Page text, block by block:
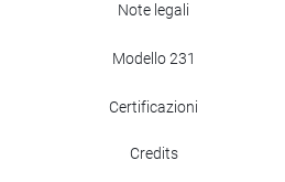
Note legali
Modello 231
Certificazioni
Credits